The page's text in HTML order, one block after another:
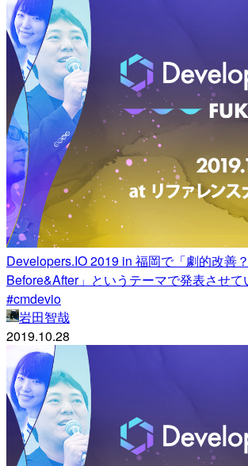
Developers.IO 2019 in 福岡で「劇的改善
Before&After」というテーマで発表させて
#cmdevio
岩田智哉
2019.10.28